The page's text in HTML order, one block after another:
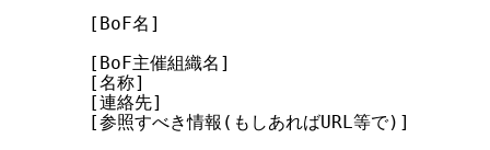
   [BoF名]
   [BoF主催組織名]
   [名称]
   [連絡先]
   [参照すべき情報(もしあればURL等で)]